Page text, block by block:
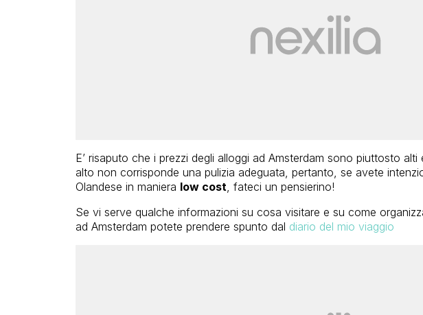
E’ risaputo che i prezzi degli alloggi ad Amsterdam sono piuttosto
alto non corrisponde una pulizia adeguata, pertanto, se avete
Olandese in maniera low cost , fateci un pensierino!
Se vi serve qualche informazioni su cosa visitare e su come
ad Amsterdam potete prendere spunto dal diario del mio viaggio